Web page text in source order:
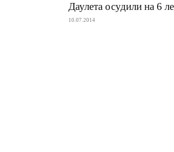
Даулета осудили на 6
10.07.2014